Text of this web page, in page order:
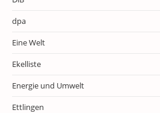
dpa
Eine Welt
Ekelliste
Energie und Umwelt
Ettlingen